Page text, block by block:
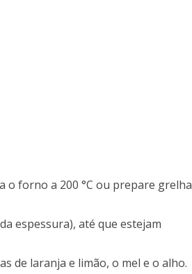
o forno a 200 °C ou prepare grelha
espessura), até que estejam
de laranja e limão, o mel e o alho.